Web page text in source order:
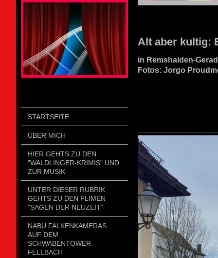
STARTSEITE
ÜBER MICH
HIER GEHTS ZU DEN
"WALDLINGER-KRIMIS" UND
ZUR MUSIK
UNTER DIESER RUBRIK
GEHTS ZU DEN FLIMEN
"SAGEN DER NEUZEIT"
NABU FALKENKAMERAS
AUF DEM
SCHWABENTOWER
FELLBACH
Alt aber kultig:
in Remshalden-
Fotos: Jorgo